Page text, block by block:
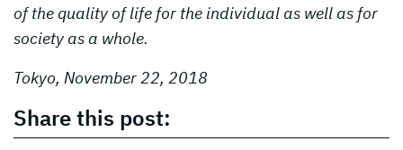
of the quality of life for the individual as well as for
society as a whole.
Tokyo, November 22, 2018
Share this post: